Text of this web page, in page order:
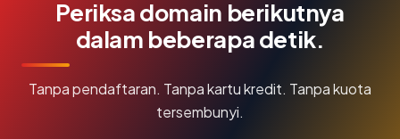
Periksa domain berikutnya
dalam beberapa detik.
Tanpa pendaftaran. Tanpa kartu kredit. Tanpa kuota
tersembunyi.